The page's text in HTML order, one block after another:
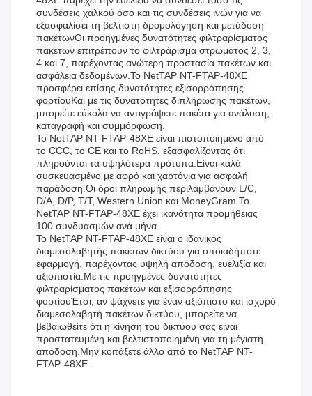
συνδέσεις χαλκού όσο και τις συνδέσεις ινών για να
εξασφαλίσει τη βέλτιστη δρομολόγηση και μετάδοση
πακέτωνΟι προηγμένες δυνατότητες φιλτραρίσματος
πακέτων επιτρέπουν το φιλτράρισμα στρώματος 2, 3,
4 και 7, παρέχοντας ανώτερη προστασία πακέτων και
ασφάλεια δεδομένων.Το NetTAP NT-FTAP-48XE
προσφέρει επίσης δυνατότητες εξισορρόπησης
φορτίουΚαι με τις δυνατότητες διπλήρωσης πακέτων,
μπορείτε εύκολα να αντιγράψετε πακέτα για ανάλυση,
καταγραφή και συμμόρφωση.
Το NetTAP NT-FTAP-48XE είναι πιστοποιημένο από
το CCC, το CE και το RoHS, εξασφαλίζοντας ότι
πληρούνται τα υψηλότερα πρότυπα.Είναι καλά
συσκευασμένο με αφρό και χαρτόνια για ασφαλή
παράδοση.Οι όροι πληρωμής περιλαμβάνουν L/C,
D/A, D/P, T/T, Western Union και MoneyGram.Το
NetTAP NT-FTAP-48XE έχει ικανότητα προμήθειας
100 συνδυασμών ανά μήνα.
Το NetTAP NT-FTAP-48XE είναι ο ιδανικός
διαμεσολαβητής πακέτων δικτύου για οποιαδήποτε
εφαρμογή, παρέχοντας υψηλή απόδοση, ευελιξία και
αξιοπιστία.Με τις προηγμένες δυνατότητες
φιλτραρίσματος πακέτων και εξισορρόπησης
φορτίουΈτσι, αν ψάχνετε για έναν αξιόπιστο και ισχυρό
διαμεσολαβητή πακέτων δικτύου, μπορείτε να
βεβαιωθείτε ότι η κίνηση του δικτύου σας είναι
προστατευμένη και βελτιστοποιημένη για τη μέγιστη
απόδοση.Μην κοιτάξετε άλλο από το NetTAP NT-
FTAP-48XE.